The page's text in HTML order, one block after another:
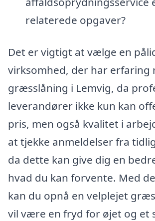
relaterede opgaver?
Det er vigtigt at vælge en
virksomhed, der har erfaring
græsslåning i Lemvig, da
leverandører ikke kun kan
pris, men også kvalitet i
at tjekke anmeldelser fra
da dette kan give dig en
hvad du kan forvente. Med
kan du opnå en velplejet
vil være en fryd for øjet og et